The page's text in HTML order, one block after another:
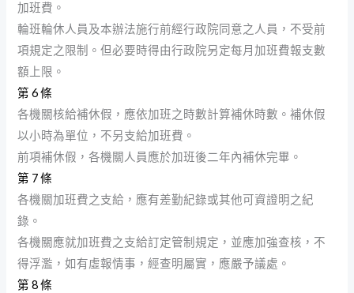
加班費。
輪班輪休人員及本辦法施行前經行政院同意之人員，不受前
項規定之限制。但必要時得由行政院另定每月加班費報支數
額上限。
第 6 條
各機關核給補休假，應依加班之時數計算補休時數。補休假
以小時為單位，不另支給加班費。
前項補休假，各機關人員應於加班後二年內補休完畢。
第 7 條
各機關加班費之支給，應有差勤紀錄或其他可資證明之紀
錄。
各機關應就加班費之支給訂定管制規定，並應加強查核，不
得浮濫，如有虛報情事，經查明屬實，應嚴予議處。
第 8 條